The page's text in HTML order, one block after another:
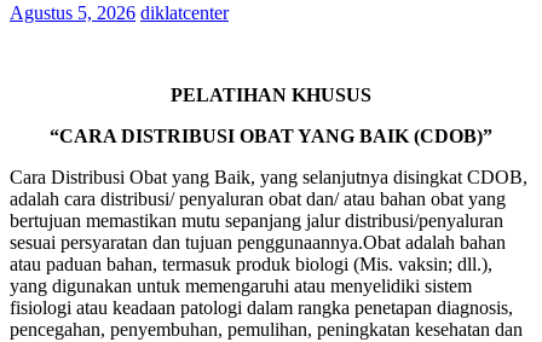
Agustus 5, 2026 diklatcenter
PELATIHAN KHUSUS
“CARA DISTRIBUSI OBAT YANG BAIK (CDOB)”
Cara Distribusi Obat yang Baik, yang selanjutnya disingkat CDOB,
adalah cara distribusi/ penyaluran obat dan/ atau bahan obat yang
bertujuan memastikan mutu sepanjang jalur distribusi/penyaluran
sesuai persyaratan dan tujuan penggunaannya.Obat adalah bahan
atau paduan bahan, termasuk produk biologi (Mis. vaksin; dll.),
yang digunakan untuk memengaruhi atau menyelidiki sistem
fisiologi atau keadaan patologi dalam rangka penetapan diagnosis,
pencegahan, penyembuhan, pemulihan, peningkatan kesehatan dan